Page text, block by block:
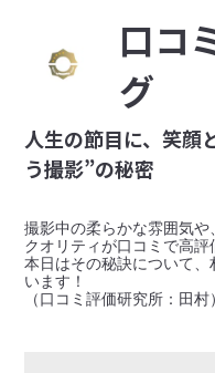
⼝コ
グ
人生の節目に、笑顔
う撮影”の秘密
撮影中の柔らかな雰囲気
クオリティが口コミで高評
本日はその秘訣について
います！
（口コミ評価研究所：田村